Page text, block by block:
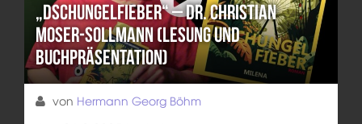
„Dschungelfieber“ – Dr. Christian
Moser-Sollmann (Lesung und
Buchpräsentation)
von Hermann Georg Böhm